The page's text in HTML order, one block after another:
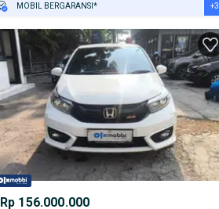
MOBIL BERGARANSI*
TEST DRIVE DARI RUMAH
GRATIS BIAYA JASA PERAWATAN*
+3
Rp 156.000.000